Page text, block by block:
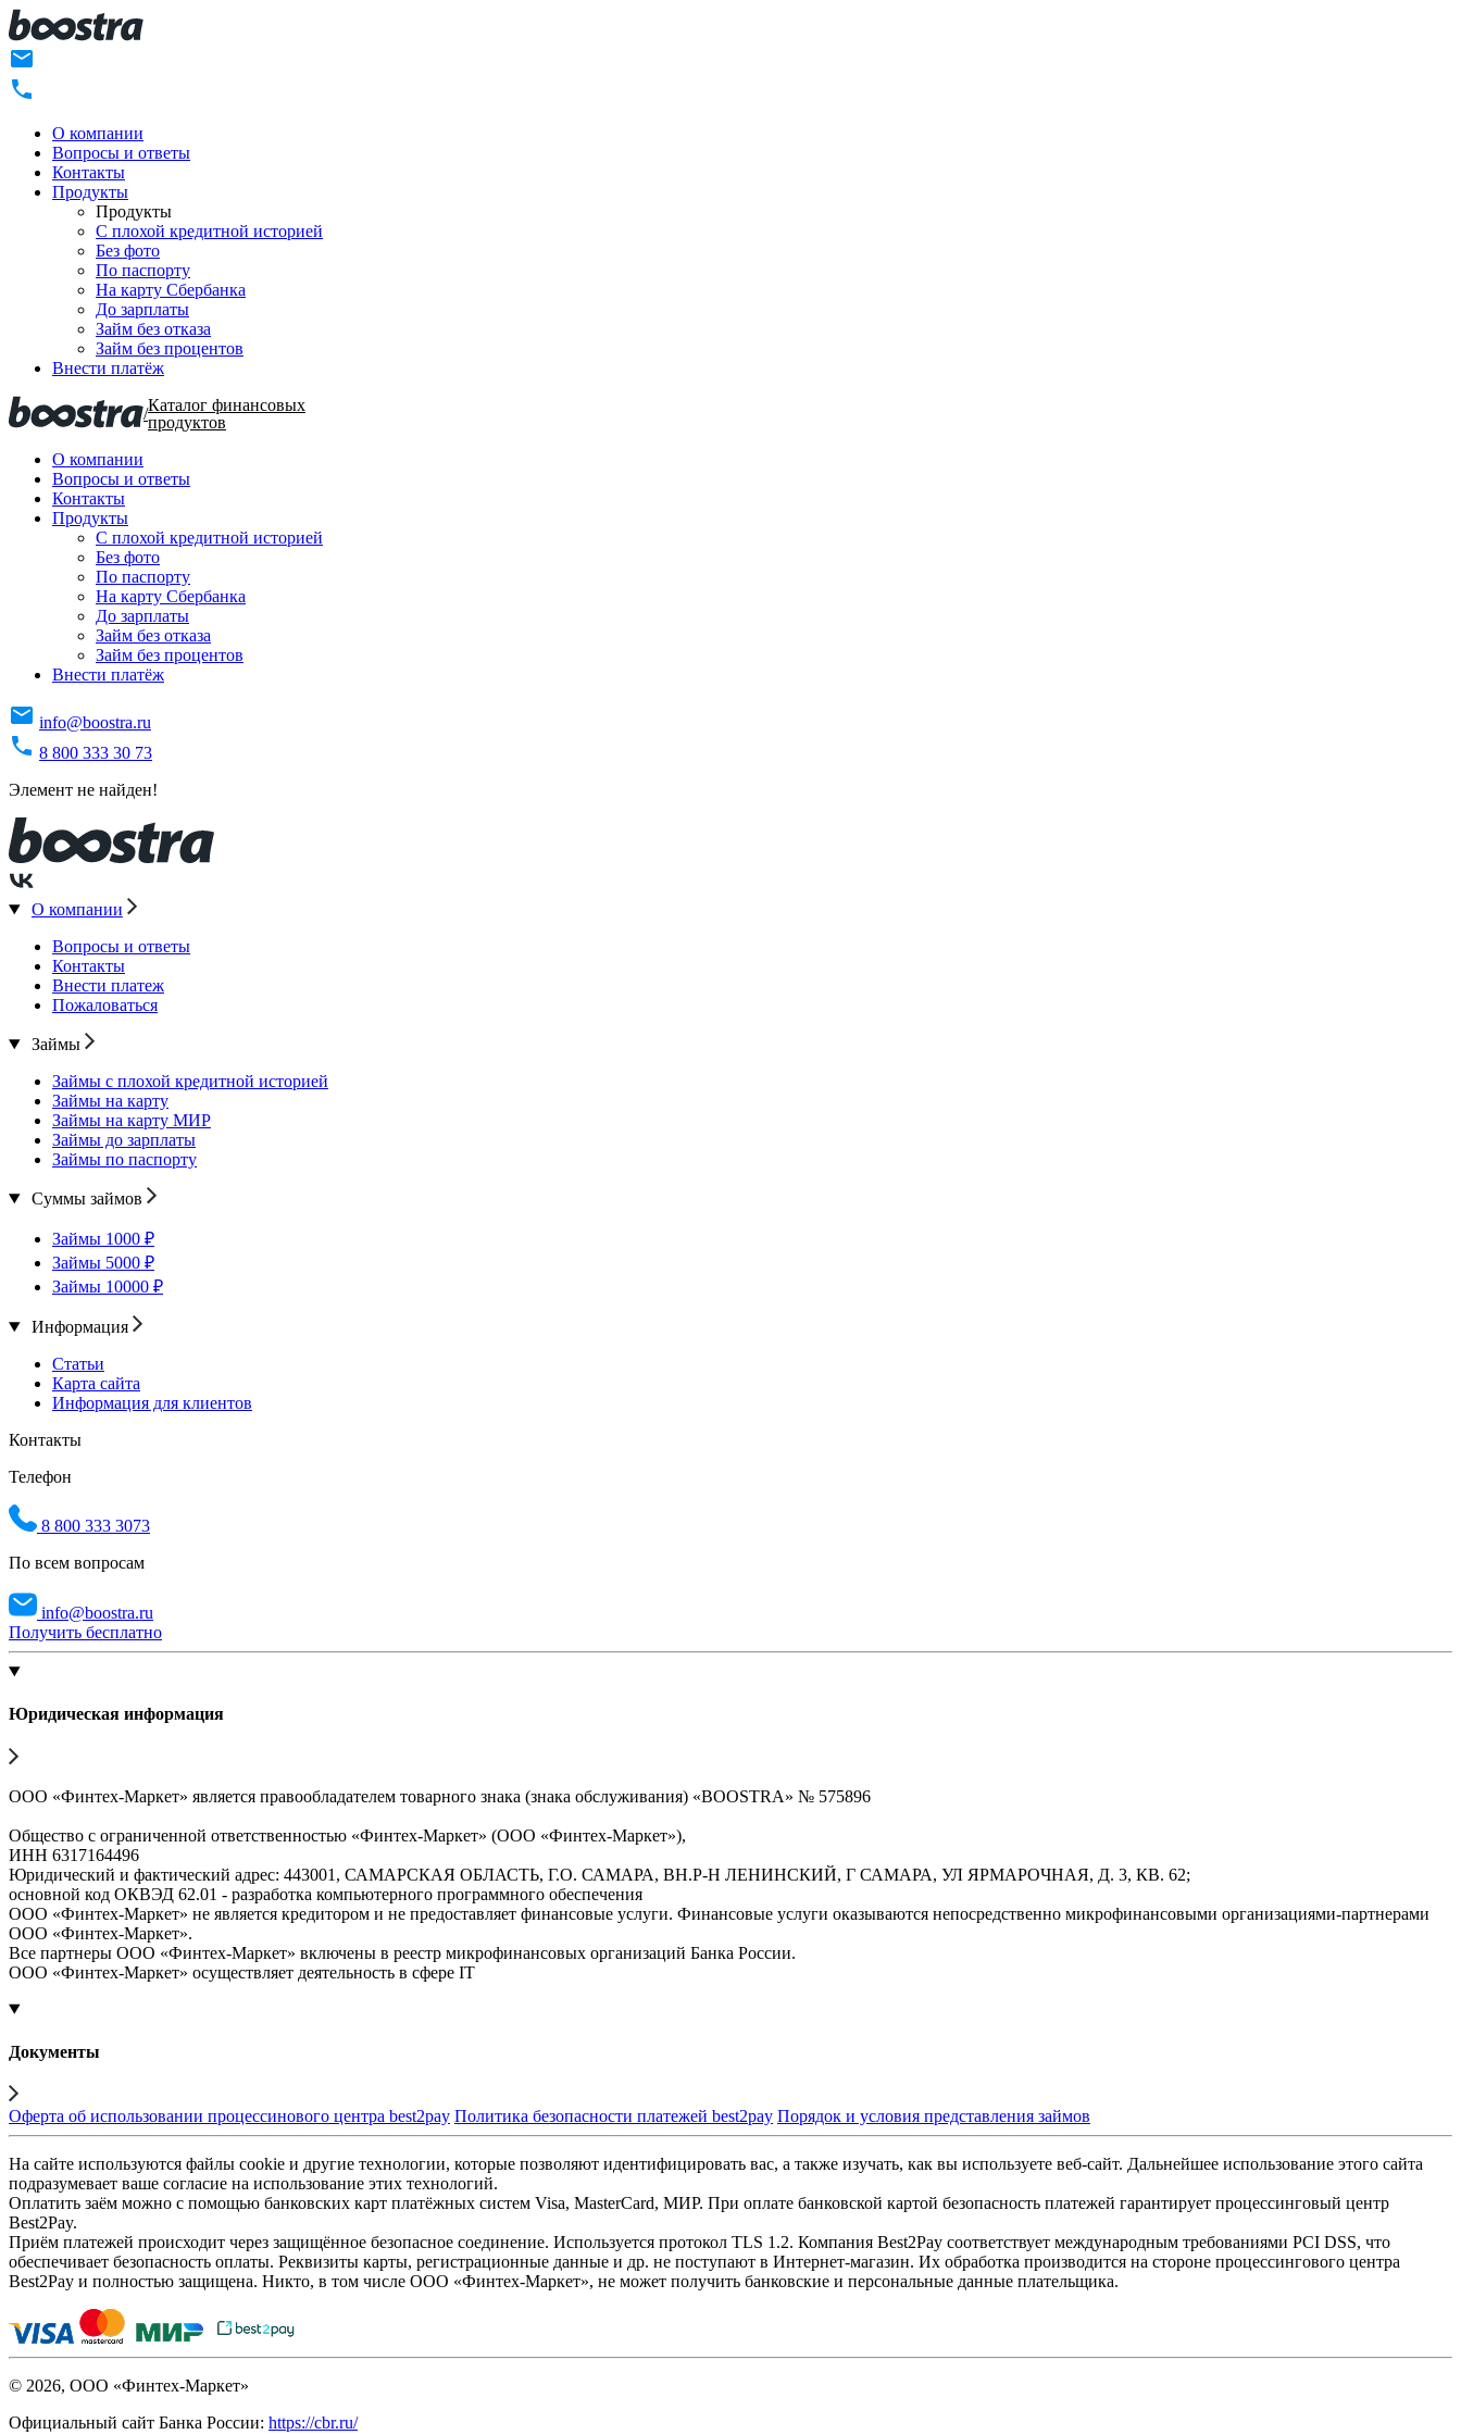
О компании
Вопросы и ответы
Контакты
Продукты
Продукты
C плохой кредитной историей
Без фото
По паспорту
На карту Сбербанка
До зарплаты
Займ без отказа
Займ без процентов
Внести платёж
/Каталог финансовых
продуктов
О компании
Вопросы и ответы
Контакты
Продукты
C плохой кредитной историей
Без фото
По паспорту
На карту Сбербанка
До зарплаты
Займ без отказа
Займ без процентов
Внести платёж
info@boostra.ru
8 800 333 30 73
Элемент не найден!
О компании
Вопросы и ответы
Контакты
Внести платеж
Пожаловаться
Займы
Займы с плохой кредитной историей
Займы на карту
Займы на карту МИР
Займы до зарплаты
Займы по паспорту
Суммы займов
Займы 1000 ₽
Займы 5000 ₽
Займы 10000 ₽
Информация
Статьи
Карта сайта
Информация для клиентов
Контакты
Телефон
8 800 333 3073
По всем вопросам
info@boostra.ru
Получить бесплатно
Юридическая информация
ООО «Финтех-Маркет» является правообладателем товарного знака (знака обслуживания) «BOOSTRA» № 575896
Общество с ограниченной ответственностью «Финтех-Маркет» (ООО «Финтех-Маркет»),
ИНН 6317164496
Юридический и фактический адрес: 443001, САМАРСКАЯ ОБЛАСТЬ, Г.О. САМАРА, ВН.Р-Н ЛЕНИНСКИЙ, Г САМАРА, УЛ ЯРМАРОЧНАЯ, Д. 3, КВ. 62;
основной код ОКВЭД 62.01 - разработка компьютерного программного обеспечения
ООО «Финтех-Маркет» не является кредитором и не предоставляет финансовые услуги. Финансовые услуги оказываются непосредственно микрофинансовыми организациями-партнерами
ООО «Финтех-Маркет».
Все партнеры ООО «Финтех-Маркет» включены в реестр микрофинансовых организаций Банка России.
ООО «Финтех-Маркет» осуществляет деятельность в сфере IT
Документы
Оферта об использовании процессинового центра best2pay Политика безопасности платежей best2pay Порядок и условия представления займов
На сайте используются файлы cookie и другие технологии, которые позволяют идентифицировать вас, а также изучать, как вы используете веб-сайт. Дальнейшее использование этого сайта
подразумевает ваше согласие на использование этих технологий.
Оплатить заём можно с помощью банковских карт платёжных систем Visa, MasterCard, МИР. При оплате банковской картой безопасность платежей гарантирует процессинговый центр
Best2Pay.
Приём платежей происходит через защищённое безопасное соединение. Используется протокол TLS 1.2. Компания Best2Pay соответствует международным требованиями PCI DSS, что
обеспечивает безопасность оплаты. Реквизиты карты, регистрационные данные и др. не поступают в Интернет-магазин. Их обработка производится на стороне процессингового центра
Best2Pay и полностью защищена. Никто, в том числе ООО «Финтех-Маркет», не может получить банковские и персональные данные плательщика.
© 2026, ООО «Финтех-Маркет»
Официальный сайт Банка России: https://cbr.ru/